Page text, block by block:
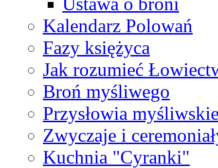
Kalendarz Polowań
Fazy księżyca
Jak rozumieć
Broń myśliwego
Przysłowia
Zwyczaje i
Kuchnia "Cyranki"